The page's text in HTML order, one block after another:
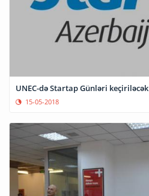
UNEC-də Startap Günləri keçiriləcək
15-05-2018